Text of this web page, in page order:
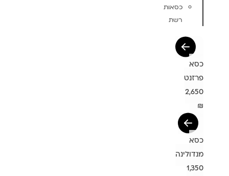
כסאות
רשת
כסא
פרזנט
2,650
₪
כסא
מנדולינה
1,350